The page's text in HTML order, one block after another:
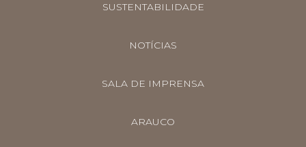
SUSTENTABILIDADE
NOTÍCIAS
SALA DE IMPRENSA
ARAUCO